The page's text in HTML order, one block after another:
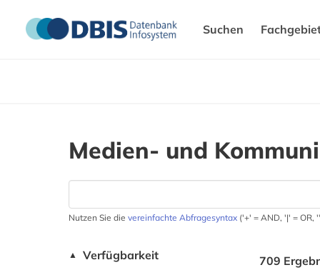
Suchen
Medien- und
Nutzen Sie die vereinfachte Abfragesyntax ('+' = AND, '|' = OR,
▲ Verfügbarkeit
709